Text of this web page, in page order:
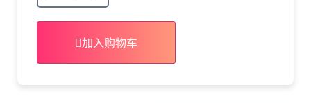
加入购物车